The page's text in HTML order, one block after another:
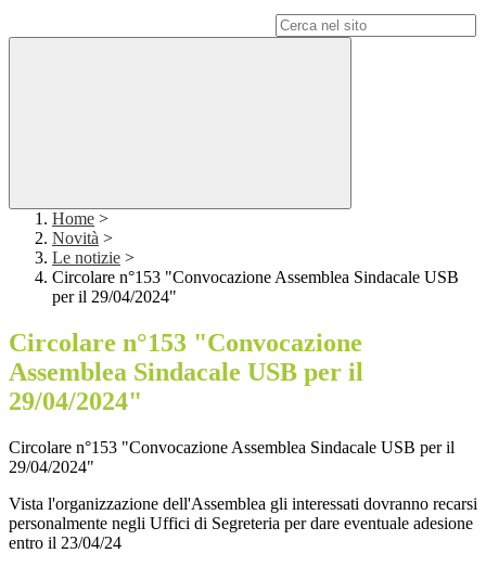
Home >
Novità >
Le notizie >
Circolare n°153 "Convocazione Assemblea Sindacale USB
per il 29/04/2024"
Circolare n°153 "Convocazione
Assemblea Sindacale USB per il
29/04/2024"
Circolare n°153 "Convocazione Assemblea Sindacale USB per il
29/04/2024"
Vista l'organizzazione dell'Assemblea gli interessati dovranno recarsi
personalmente negli Uffici di Segreteria per dare eventuale adesione
entro il 23/04/24